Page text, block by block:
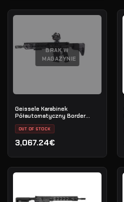
BRAK W
MAGAZYNIE
Geissele Karabinek
Półautomatyczny Border
OUT OF STOCK
3,067.24€